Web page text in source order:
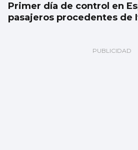
Primer día de control en
pasajeros procedentes de